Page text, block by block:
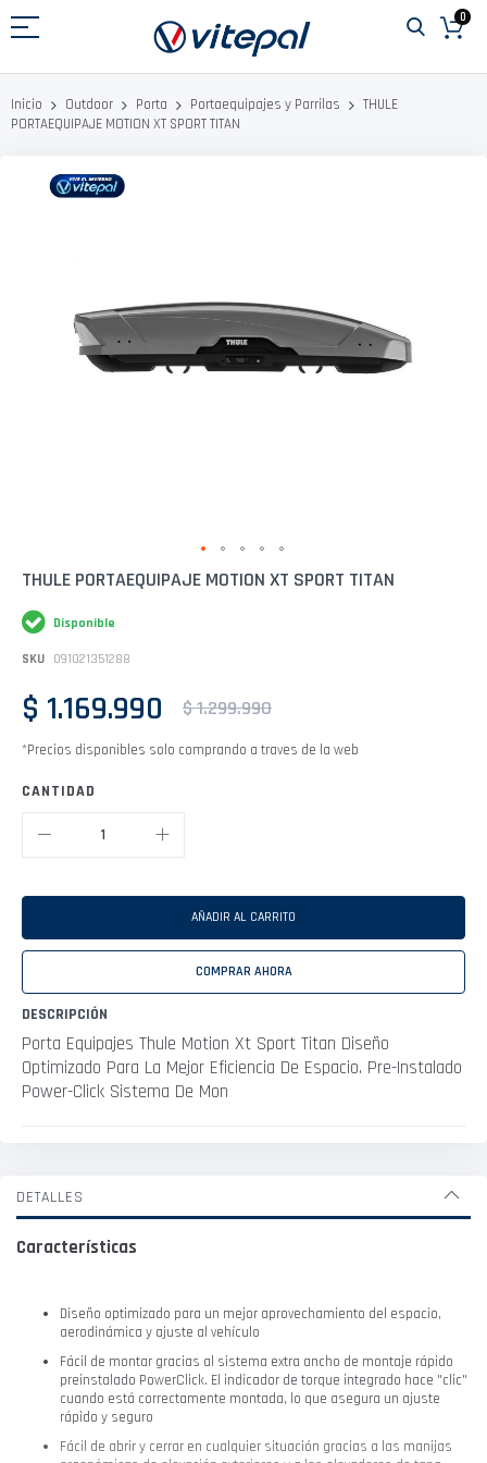
al
0
Inicio Outdoor Porta Portaequipajes y Parrilas
THULE
PORTAEQUIPAJE MOTION XT SPORT TITAN
Saltar
comienzo
de
galería
imágenes
THULE PORTAEQUIPAJE MOTION XT SPORT TITAN
Disponible
SKU 091021351288
$ 1.169.990 $ 1.299.990
*Precios disponibles solo comprando a traves de la web
CANTIDAD
AÑADIR AL CARRITO
COMPRAR AHORA
DESCRIPCIÓN
Porta Equipajes Thule Motion Xt Sport Titan Diseño
Optimizado Para La Mejor Eficiencia De Espacio. Pre-Instalado
Power-Click Sistema De Mon
DETALLES
Características
Diseño optimizado para un mejor aprovechamiento del espacio,
aerodinámica y ajuste al vehículo
Fácil de montar gracias al sistema extra ancho de montaje rápido
preinstalado PowerClick. El indicador de torque integrado hace "clic"
cuando está correctamente montada, lo que asegura un ajuste
rápido y seguro
Fácil de abrir y cerrar en cualquier situación gracias a las manijas